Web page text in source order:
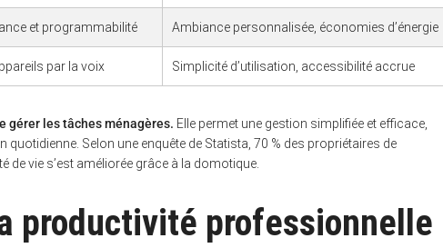
et programmabilité Ambiance personnalisée, économies d’énergie
par la voix Simplicité d’utilisation, accessibilité accrue
gérer les tâches ménagères. Elle permet une gestion simplifiée et efficace,
Selon une enquête de Statista, 70 % des propriétaires de
vie s’est améliorée grâce à la domotique.
productivité professionnelle